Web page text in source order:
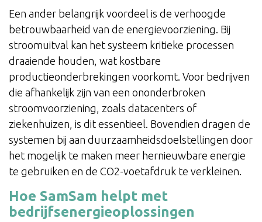
Een ander belangrijk voordeel is de verhoogde
betrouwbaarheid van de energievoorziening. Bij
stroomuitval kan het systeem kritieke processen
draaiende houden, wat kostbare
productieonderbrekingen voorkomt. Voor bedrijven
die afhankelijk zijn van een ononderbroken
stroomvoorziening, zoals datacenters of
ziekenhuizen, is dit essentieel. Bovendien dragen de
systemen bij aan duurzaamheidsdoelstellingen door
het mogelijk te maken meer hernieuwbare energie
te gebruiken en de CO2-voetafdruk te verkleinen.
Hoe SamSam helpt met
bedrijfsenergieoplossingen